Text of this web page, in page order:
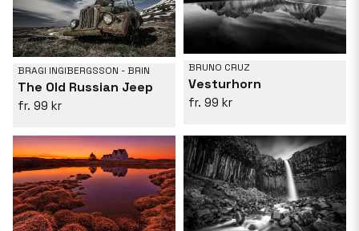
BRAGI INGIBERGSSON - BRIN
The Old Russian Jeep
99 kr
BRUNO CRUZ
Vesturhorn
99 kr